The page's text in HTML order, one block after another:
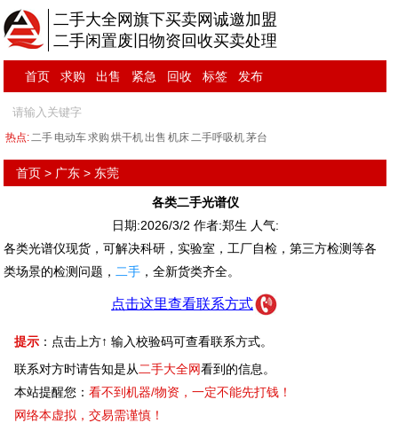
二手大全网旗下买卖网诚邀加盟
二手闲置废旧物资回收买卖处理
首页 求购 出售 紧急 回收 标签 发布
热点:二手 电动车求购 烘干机出售 机床二手呼吸机茅台
首页 > 广东 > 东莞
各类二手光谱仪
日期:2026/3/2 作者:郑生 人气:
各类光谱仪现货，可解决科研，实验室，工厂自检，第三方检测等各
类场景的检测问题， 二手 ，全新货类齐全。
点击这里查看联系方式
提示 ：点击上方↑ 输入校验码可查看联系方式。
联系对方时请告知是从 二手大全网看到的信息。
本站提醒您：看不到机器/物资，一定不能先打钱！
网络本虚拟，交易需谨慎！